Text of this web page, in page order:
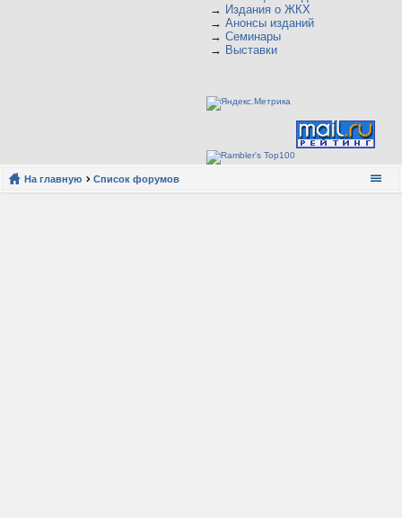
→ Издания о ЖКХ
→ Анонсы изданий
→ Семинары
→ Выставки
На главную Список форумов